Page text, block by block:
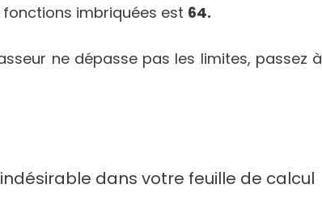
imbriquées est 64.
ne dépasse pas les limites, passez à
dans votre feuille de calcul